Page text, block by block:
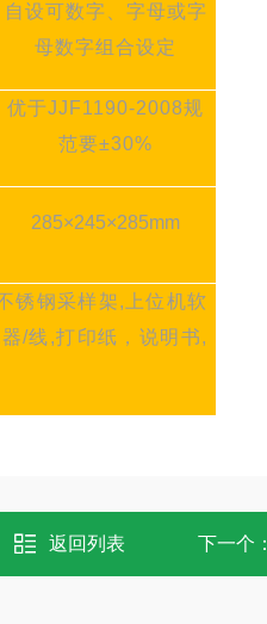
自设可数字、字母或字
母数字组合设定
优于JJF1190-2008规
范要±30%
285×245×285mm
锈钢采样架,上位机软
/线,打印纸， 说明书,
返回列表 下一个：